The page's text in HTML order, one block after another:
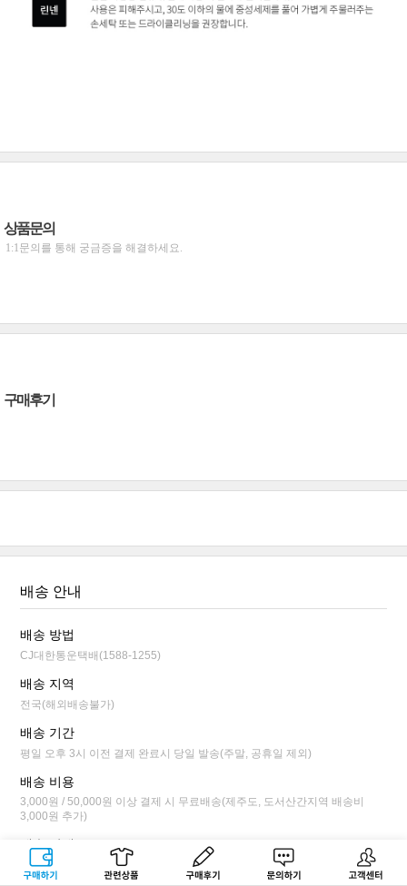
구매하기 관련상품 상품후기 문의하기 고객센터
상품문의
1:1문의를 통해 궁금증을 해결하세요.
구매후기
배송 안내
배송 방법
CJ대한통운택배(1588-1255)
배송 지역
전국(해외배송불가)
배송 기간
평일 오후 3시 이전 결제 완료시 당일 발송(주말, 공휴일 제외)
배송 비용
3,000원 / 50,000원 이상 결제 시 무료배송(제주도, 도서산간지역 배송비
3,000원 추가)
배송 안내
평일 오후 3시 이전 결제 완료시 당일 발송됩니다.